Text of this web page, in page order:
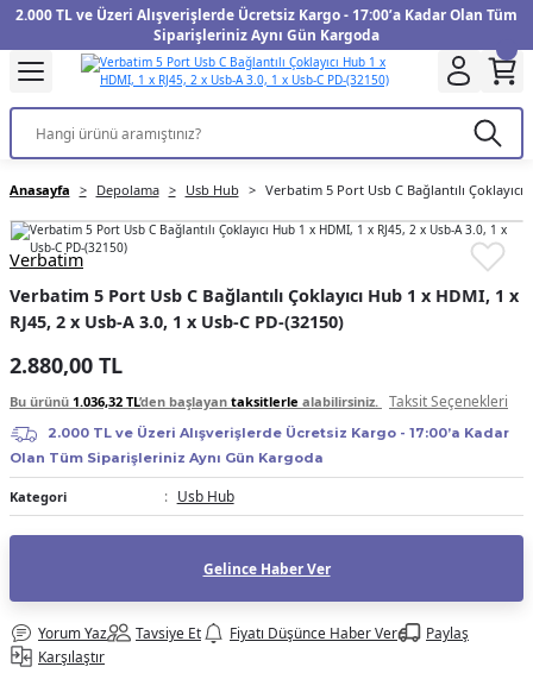
2.000 TL ve Üzeri Alışverişlerde Ücretsiz Kargo - 17:00’a Kadar Olan Tüm
Siparişleriniz Aynı Gün Kargoda
Geri Dön
Geri Dön
Filtre
ND Filtre
Geri Dön
Geri Dön
Aksiyon Kamera
Geri Dön
Geri Dön
Geri Dön
Fotoğraf Kağıdı
Geri Dön
Instax Film
Geri Dön
Geri Dön
Geri Dön
Aksesuarları
Geri Dön
Anasayfa Depolama Usb Hub Verbatim 5 Port Usb C Bağlantılı
Verbatim
Verbatim 5 Port Usb C Bağlantılı Çoklayıcı Hub 1 x HDMI, 1 x
RJ45, 2 x Usb-A 3.0, 1 x Usb-C PD-(32150)
2.880,00 TL
Bu ürünü 1.036,32 TL’den başlayan taksitlerle alabilirsiniz. Taksit Seçenekleri
2.000 TL ve Üzeri Alışverişlerde Ücretsiz Kargo - 17:00’a Kadar
Olan Tüm Siparişleriniz Aynı Gün Kargoda
Kategori Usb Hub
Gelince Haber Ver
Yorum Yaz Tavsiye Et Fiyatı Düşünce Haber Ver
Paylaş
Karşılaştır